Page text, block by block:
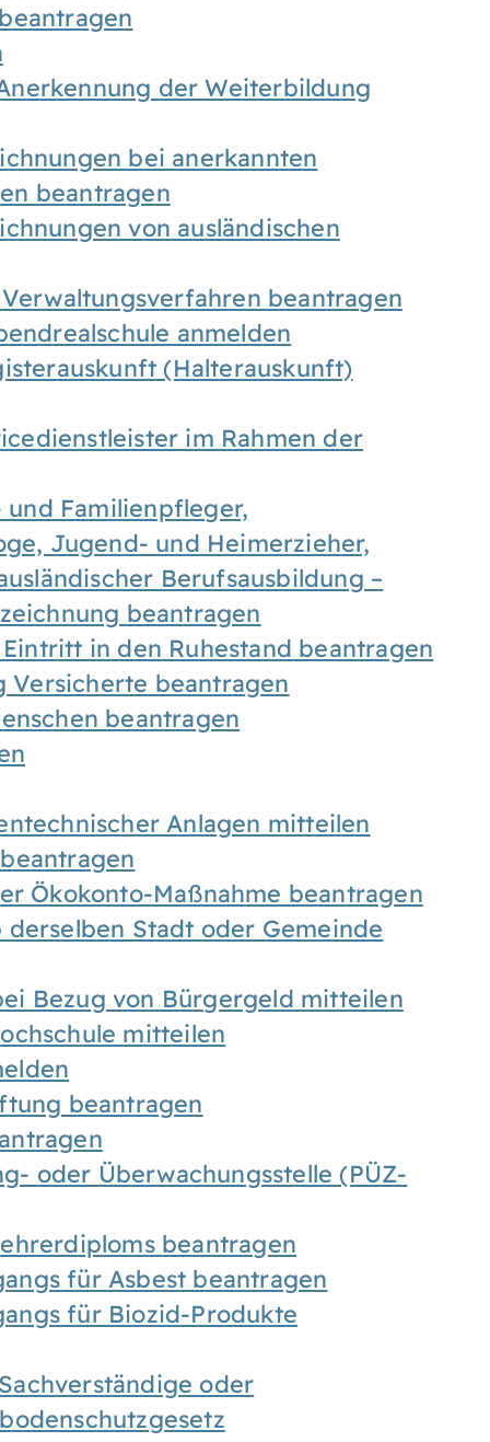
der Weiterbildung
bei anerkannten
beantragen
von ausländischen
beantragen
anmelden
(Halterauskunft)
im Rahmen der
Familienpfleger,
Jugend- und Heimerzieher,
Berufsausbildung –
beantragen
in den Ruhestand beantragen
Versicherte beantragen
beantragen
Anlagen mitteilen
Ökokonto-Maßnahme beantragen
Stadt oder Gemeinde
Bezug von Bürgergeld mitteilen
mitteilen
beantragen
oder Überwachungsstelle (PÜZ-
beantragen
für Asbest beantragen
für Biozid-Produkte
oder